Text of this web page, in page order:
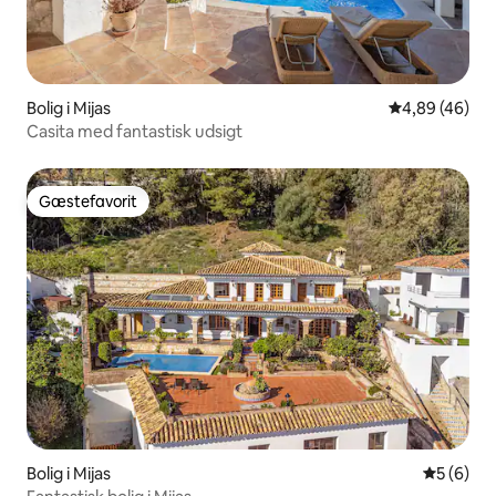
Bolig i Mijas 4,89 ud af 5 i
4,89 (46)
Casita med fantastisk udsigt
Gæstefavorit
Gæstefavorit
Bolig i Mijas 5 ud af 5
5 (6)